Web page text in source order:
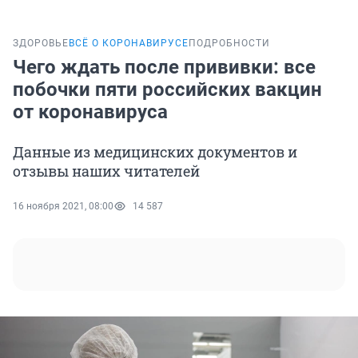
ЗДОРОВЬЕ ВСЁ О КОРОНАВИРУСЕ ПОДРОБНОСТИ
Чего ждать после прививки: все
побочки пяти российских вакцин
от коронавируса
Данные из медицинских документов и
отзывы наших читателей
16 ноября 2021, 08:00 14 587